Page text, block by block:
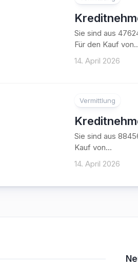
Sie sind aus
Für den Kauf
14. April 2026
Vermittlung
Sie sind aus
Kauf von...
14. April 2026